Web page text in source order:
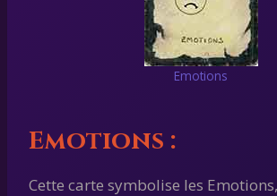
Emotions
Emotions :
Cette carte symbolise les